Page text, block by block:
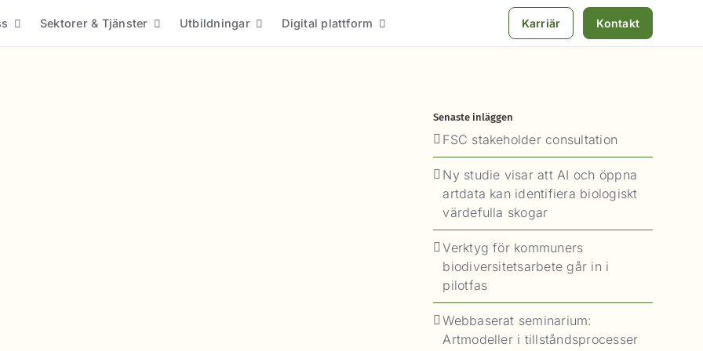
Sektorer & Tjänster Utbildningar Digital plattform Karriär Kontakt
Senaste inläggen
FSC stakeholder consultation
Ny studie visar att AI och öppna
artdata kan identifiera biologiskt
värdefulla skogar
Verktyg för kommuners
biodiversitetsarbete går in i
pilotfas
Webbaserat seminarium:
Artmodeller i tillståndsprocesser